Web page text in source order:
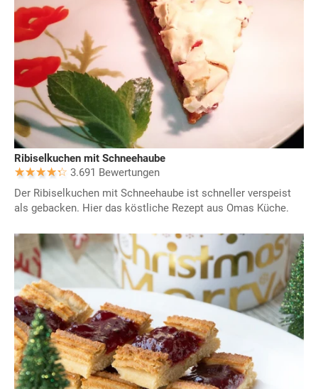
Ribiselkuchen mit Schneehaube
3.691 Bewertungen
Der Ribiselkuchen mit Schneehaube ist schneller verspeist
als gebacken. Hier das köstliche Rezept aus Omas Küche.